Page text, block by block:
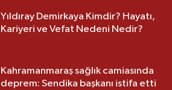
Yıldıray Demirkaya Kimdir? Hayatı,
Kariyeri ve Vefat Nedeni Nedir?
Kahramanmaraş sağlık camiasında
deprem: Sendika başkanı istifa etti